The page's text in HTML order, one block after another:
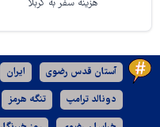
هزینه سفر به کربلا
آستان قدس رضوی ایران
دونالد ترامپ تنگه هرمز